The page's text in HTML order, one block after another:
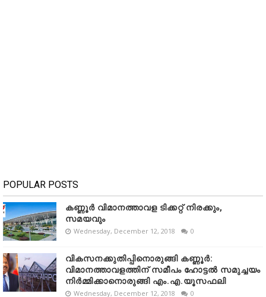
POPULAR POSTS
കണ്ണൂർ വിമാനത്താവള ടിക്കറ്റ് നിരക്കും,
സമയവും
Wednesday, December 12, 2018 0
വികസനക്കുതിപ്പിനൊരുങ്ങി കണ്ണൂർ:
വിമാനത്താവളത്തിന് സമീപം ഹോട്ടൽ സമുച്ചയം
നിർമ്മിക്കാനൊരുങ്ങി എം.എ.യൂസഫലി
Wednesday, December 12, 2018 0